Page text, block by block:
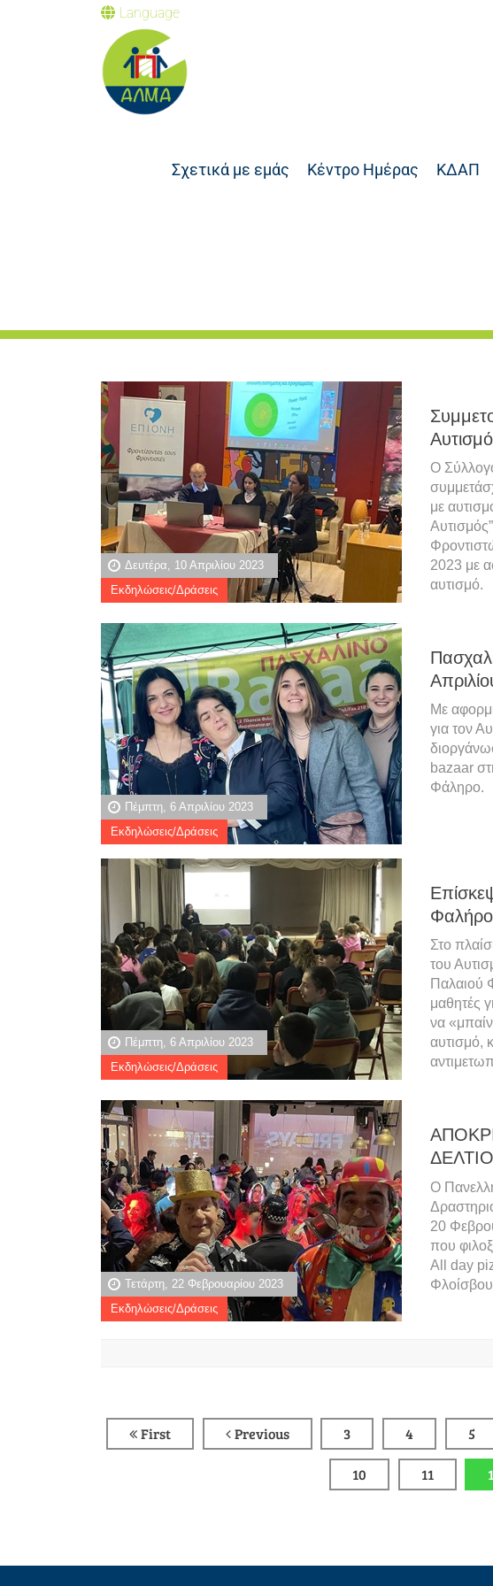
Language
Σχετικά με εμάς Κέντρο Ημέρας ΚΔΑΠ
Δευτέρα, 10 Απριλίου 2023
Εκδηλώσεις/Δράσεις
Αυτισμό
Ο
με
2023 με
αυτισμό.
Πέμπτη, 6 Απριλίου 2023
Εκδηλώσεις/Δράσεις
Με
για τον
bazaar
Φάληρο.
Πέμπτη, 6 Απριλίου 2023
Εκδηλώσεις/Δράσεις
Στο
του
Παλαιού
μαθητές
να
αυτισμό,
Τετάρτη, 22 Φεβρουαρίου 2023
Εκδηλώσεις/Δράσεις
Ο
20
που
All day
First Previous 3 4 5
10 11